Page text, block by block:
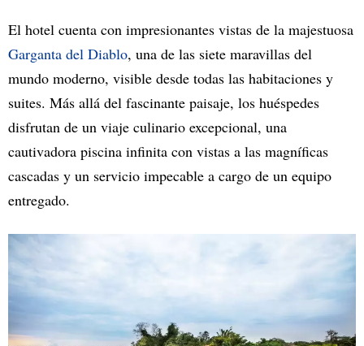
El hotel cuenta con impresionantes vistas de la majestuosa
Garganta del Diablo, una de las siete maravillas del
mundo moderno, visible desde todas las habitaciones y
suites. Más allá del fascinante paisaje, los huéspedes
disfrutan de un viaje culinario excepcional, una
cautivadora piscina infinita con vistas a las magníficas
cascadas y un servicio impecable a cargo de un equipo
entregado.